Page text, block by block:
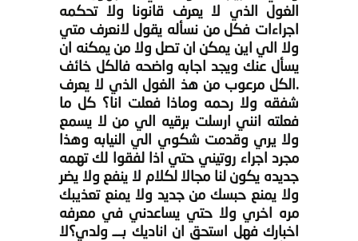
الغول الذي لا يعرف قانونا ولا تحكمه
اجراءات فكل من نسأله يقول لانعرف متي
ولا الي اين يمكن ان تصل ولا من يمكنه ان
يسأل عنك ويجد اجابه واضحه فالكل خائف
.الكل مرعوب من هذ الغول الذي لا يعرف
شفقه ولا رحمه وماذا فعلت انا؟ كل ما
فعلته انني ارسلت برقيه الي من لا يسمع
ولا يري وقدمت شكوي الي النيابه وهذا
مجرد اجراء روتيني حتي اذا لفقوا لك تهمه
جديده يكون لنا مجالا لكلام لا ينفع ولا يضر
ولا يمنع حبسك من جديد ولا يمنع تعذيبك
مره اخري ولا حتي يساعدني في معرفه
اخبارك فهل استحق ان اناديك بـــ ولدي؟لا